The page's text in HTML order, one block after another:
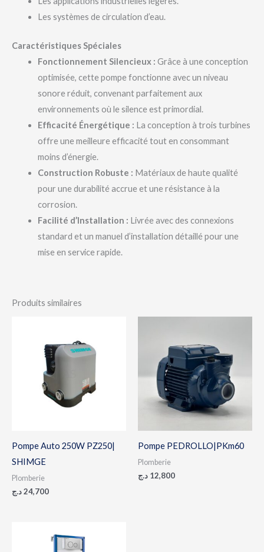
Les systèmes de circulation d’eau.
Caractéristiques Spéciales
Fonctionnement Silencieux : Grâce à une conception
optimisée, cette pompe fonctionne avec un niveau
sonore réduit, convenant parfaitement aux
environnements où le silence est primordial.
Efficacité Énergétique : La conception à trois turbines
offre une meilleure efficacité tout en consommant
moins d’énergie.
Construction Robuste : Matériaux de haute qualité
pour une durabilité accrue et une résistance à la
corrosion.
Facilité d’Installation : Livrée avec des connexions
standard et un manuel d’installation détaillé pour une
mise en service rapide.
Produits similaires
Pompe Auto 250W PZ250|
SHIMGE
Plomberie
24,700د.ج
Pompe PEDROLLO|PKm60
Plomberie
12,800 د.ج